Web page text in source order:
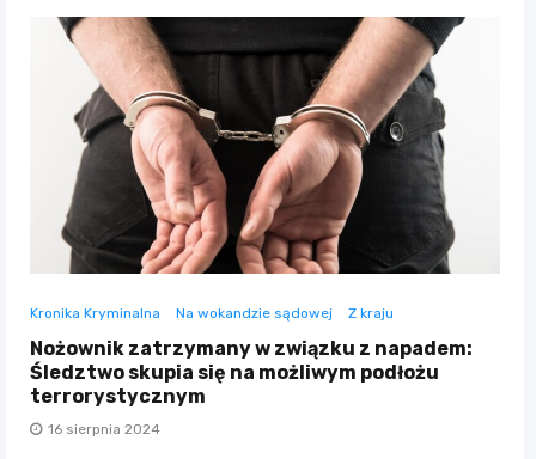
Kronika Kryminalna Na wokandzie sądowej Z kraju
Nożownik zatrzymany w związku z napadem:
Śledztwo skupia się na możliwym podłożu
terrorystycznym
16 sierpnia 2024